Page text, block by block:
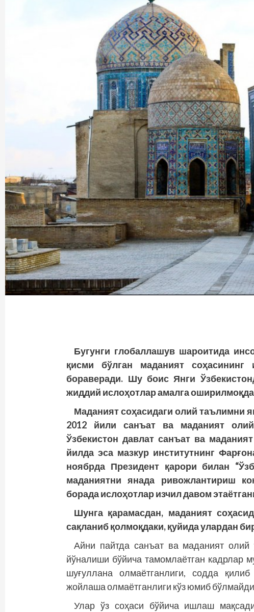
Бугунги глобаллашув шароитида
қисми бўлган маданият
бораверади. Шу боис Янги
жиддий ислоҳотлар амалга
Маданият соҳасидаги олий таълимни
2012 йили санъат ва маданият
Ўзбекистон давлат санъат ва
йилда эса мазкур институтнинг
ноябрда Президент қарори билан
маданиятни янада ривожлантириш
борада ислоҳотлар изчил давом
Шунга қарамасдан, маданият
сақланиб қолмоқдаки, қуйида улардан
Айни пайтда санъат ва маданият олий
йўналиши бўйича тамомлаётган кадрлар
шуғуллана олмаётганлиги, содда
жойлаша олмаётганлиги кўз юмиб
Улар ўз соҳаси бўйича ишлаш